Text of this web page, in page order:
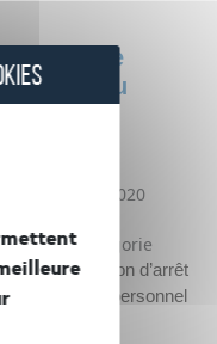
: étude de
du
- décembre 2020
2ème catégorie
de la maison d’arrêt
du personnel